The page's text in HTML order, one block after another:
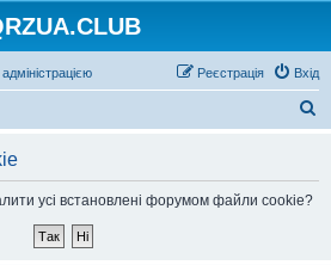
Вхід
Реєстрація
усі встановлені форумом файли cookie?